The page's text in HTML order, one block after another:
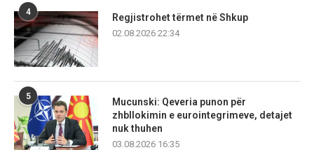
4
Regjistrohet tërmet në Shkup
02.08.2026 22:34
5
Mucunski: Qeveria punon për
zhbllokimin e eurointegrimeve, detajet
nuk thuhen
03.08.2026 16:35